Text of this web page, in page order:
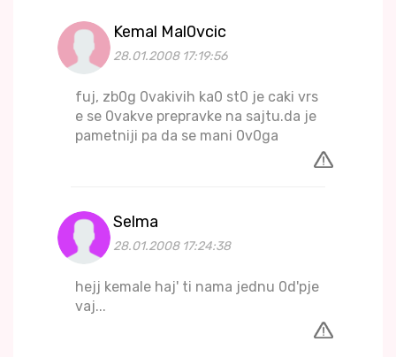
Kemal Mal0vcic
28.01.2008 17:19:56
fuj, zb0g 0vakivih ka0 st0 je caki vrs
e se 0vakve prepravke na sajtu.da je
pametniji pa da se mani 0v0ga
Selma
28.01.2008 17:24:38
hejj kemale haj' ti nama jednu 0d'pje
vaj...